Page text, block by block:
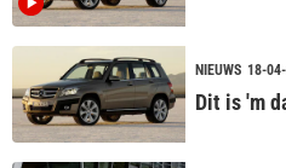
NIEUWS 18-
Dit is 'm